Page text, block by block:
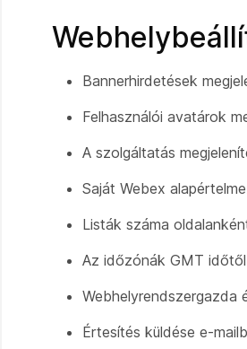
Bannerhirdetések
Felhasználói avatárok
A szolgáltatás
Saját Webex
Listák száma
Az időzónák GMT
Webhelyrendszergazda
Értesítés küldése e-